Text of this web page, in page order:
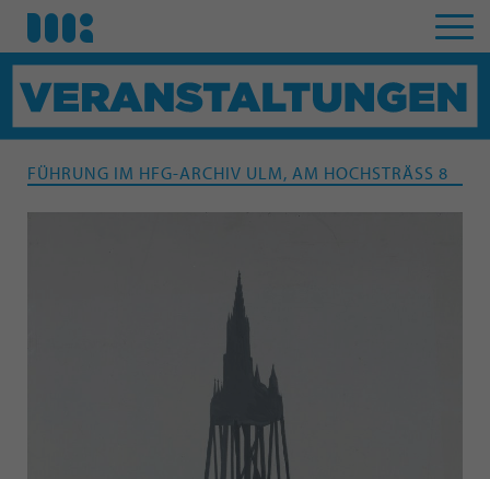
FÜHRUNG IM HFG-ARCHIV ULM, AM HOCHSTRÄSS 8